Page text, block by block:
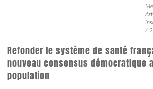
/
Refonder le système de santé
nouveau consensus démocratique
population